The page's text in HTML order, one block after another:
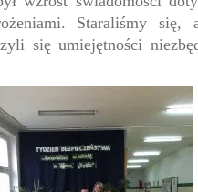
Staraliśmy się,
się umiejętności